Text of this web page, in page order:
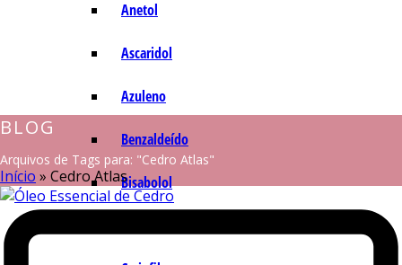
Anetol
Ascaridol
Azuleno
Benzaldeído
Bisabolol
BLOG
Arquivos de Tags para: "Cedro Atlas"
Início » Cedro Atlas